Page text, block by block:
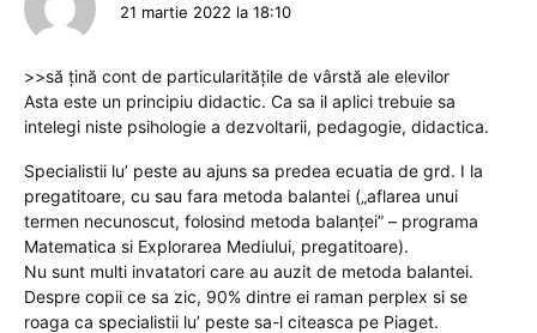
21 martie 2022 la 18:10
>>să țină cont de particularitățile de vârstă ale elevilor
Asta este un principiu didactic. Ca sa il aplici trebuie sa
intelegi niste psihologie a dezvoltarii, pedagogie, didactica.
Specialistii lu’ peste au ajuns sa predea ecuatia de grd. I la
pregatitoare, cu sau fara metoda balantei („aflarea unui
termen necunoscut, folosind metoda balanţei” – programa
Matematica si Explorarea Mediului, pregatitoare).
Nu sunt multi invatatori care au auzit de metoda balantei.
Despre copii ce sa zic, 90% dintre ei raman perplex si se
roaga ca specialistii lu’ peste sa-l citeasca pe Piaget.